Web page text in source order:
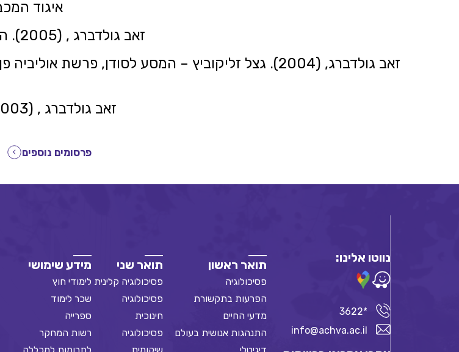
איגוד
זאב גולדברג , (2005). הדרמה 'ד"ר אלמסדו' לאברהם גודלפאדן. מסד, 4: 46-33
זאב גולדברג , (2003). תורת בודהא לגצל זליקוביץ. מעוף ומעשה, 9: 95-83
פרסומים נוספים
נווטו אלינו:
*3622
info@achva.ac.il
תואר ראשון
פסיכולוגיה
הפרעות בתקשורת
מדעי החיים
התנהגות אנושית בעולם
תואר שני
פסיכולוגיה קלינית
פסיכולוגיה
חינוכית
פסיכולוגיה
מידע שימושי
לימודי חוץ
שכר לימוד
ספרייה
רשות המחקר